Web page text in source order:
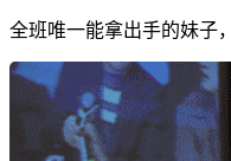
全班唯一能拿出手的妹子